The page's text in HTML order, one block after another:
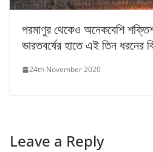
পরমাণুর থেকেও অনেকবেশি
ভারতবর্ষের হাতে এই তিন ধরনের
24th November 2020
Leave a Reply